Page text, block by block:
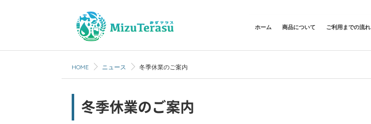
ホーム 商品について ご利用までの流れ
HOME ニュース 冬季休業のご案内
冬季休業のご案内